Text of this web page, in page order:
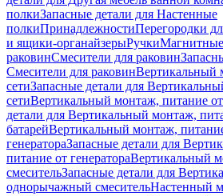
полкиЗапасные детали для Настенные
полкиПринадлежностиПерегородки
и ящики-органайзерыРучки
раковинСмесители для раковин
Смесители для раковинВертикальный
сетиЗапасные детали для
сетиВертикальный монтаж, питание от
детали для Вертикальный монтаж,
батарейВертикальный монтаж,
генератораЗапасные детали для
питание от генератораВертикальный
смесительЗапасные детали для
однорычажный смесительНастенный